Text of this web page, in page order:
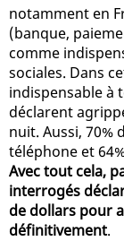
notamment en
(banque,
comme
sociales. Dans
indispensable à
déclarent
nuit. Aussi,
téléphone et
Avec tout cela,
interrogés
de dollars pour
définitivement.